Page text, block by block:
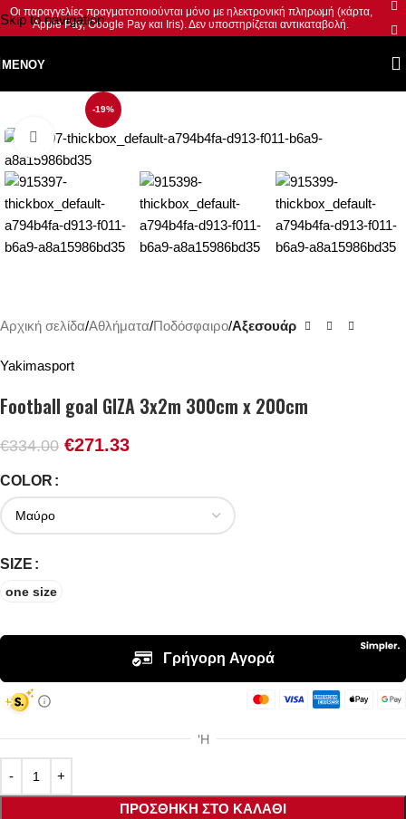
Skip to navigation
Skip to main content
Οι παραγγελίες πραγματοποιούνται μόνο με ηλεκτρονική πληρωμή (κάρτα,
Apple Pay, Google Pay και Iris). Δεν υποστηρίζεται αντικαταβολή.
ΜΕΝΟΎ
-19%
Κλικ για μεγέθυνση
Αρχική σελίδα Αθλήματα Ποδόσφαιρο Αξεσουάρ
Yakimasport
Football goal GIZA 3x2m 300cm x 200cm
€334.00 €271.33
COLOR
SIZE
one size
ΠΡΟΣΘΉΚΗ ΣΤΟ ΚΑΛΆΘΙ